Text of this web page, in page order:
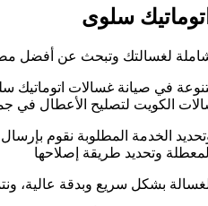
سلوى
لغسالتك وتبحث عن أفضل
في صيانة غسالات اتوماتيك
الكويت لتصليح الأعطال في
الخدمة المطلوبة نقوم
وتحديد طريقة إصلاحها
بشكل سريع وبدقة عالية،